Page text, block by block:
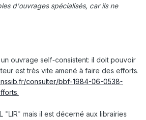
d'ouvrages spécialisés, car ils ne
ouvrage self-consistent: il doit pouvoir
est très vite amené à faire des efforts.
consulter/bbf-1984-06-0538-
"LIR" mais il est décerné aux librairies